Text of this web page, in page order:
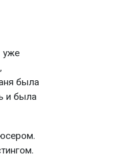
уже
была
и была